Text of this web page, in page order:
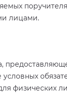
лицами.
физических